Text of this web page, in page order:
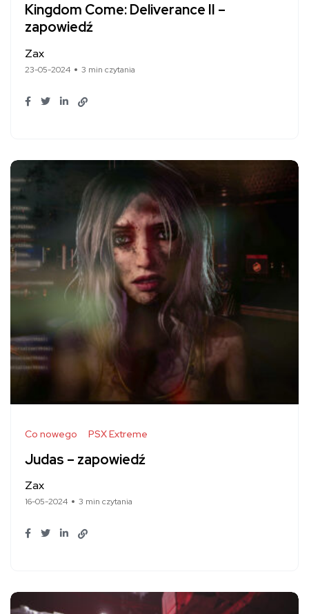
Kingdom Come: Deliverance II –
zapowiedź
Zax
23-05-2024 3 min czytania
Co nowego PSX Extreme
Judas – zapowiedź
Zax
16-05-2024 3 min czytania